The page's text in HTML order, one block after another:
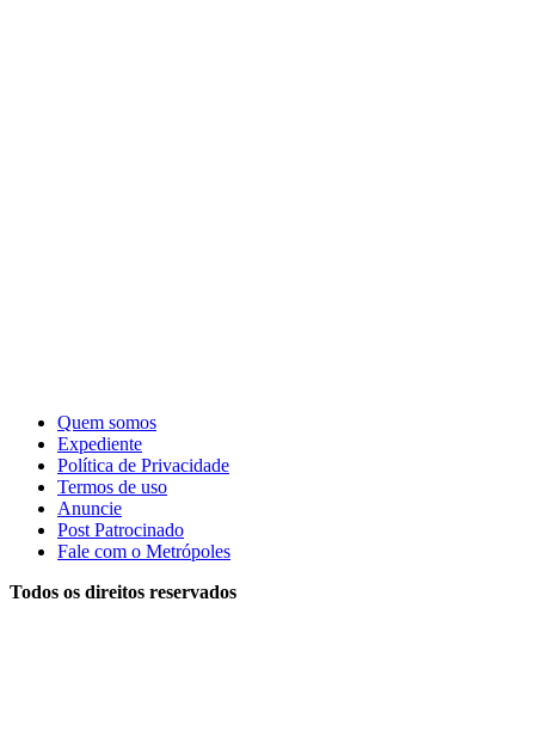
Quem somos
Expediente
Política de Privacidade
Termos de uso
Anuncie
Post Patrocinado
Fale com o Metrópoles
Todos os direitos reservados